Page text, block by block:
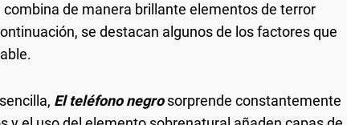
de manera brillante elementos de terror
se destacan algunos de los factores que
El teléfono negrosorprende constantemente